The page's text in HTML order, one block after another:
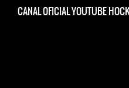
CANAL OFICIAL YOUTUBE